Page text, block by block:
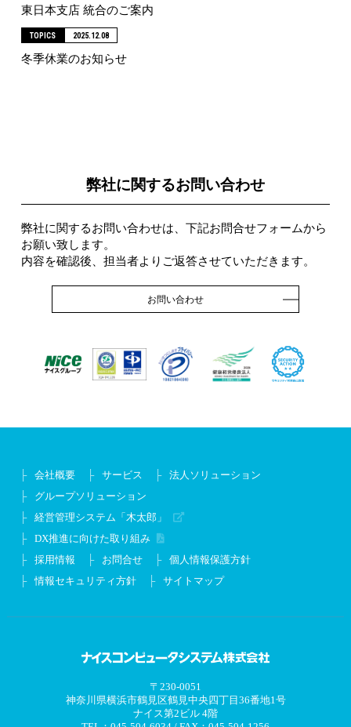
東日本支店 統合のご案内
TOPICS 2025.12.08
冬季休業のお知らせ
弊社に関するお問い合わせ
弊社に関するお問い合わせは、下記お問合せフォームから
お願い致します。
内容を確認後、担当者よりご返答させていただきます。
お問い合わせ
〒230-0051
神奈川県横浜市鶴見区鶴見中央四丁目36番地1号
ナイス第2ビル 4階
会社概要 サービス
法人ソリューション
グループソリューション
経営管理システム「木太郎」
DX推進に向けた取り組み
採用情報
お問合せ
個人情報保護方針
情報セキュリティ方針
サイトマップ